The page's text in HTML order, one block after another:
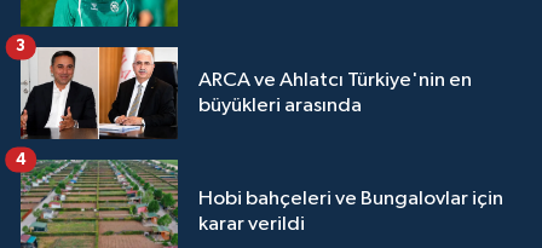
ARCA ve Ahlatcı Türkiye'nin en
büyükleri arasında
3
Hobi bahçeleri ve Bungalovlar için
karar verildi
4